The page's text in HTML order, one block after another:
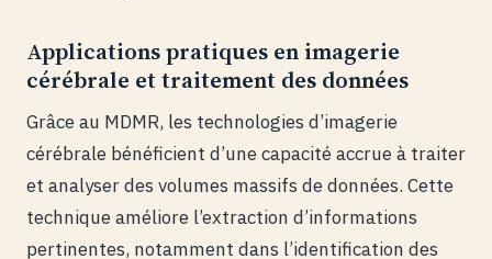
Applications pratiques en imagerie
cérébrale et traitement des données
Grâce au MDMR, les technologies d’imagerie
cérébrale bénéficient d’une capacité accrue à traiter
et analyser des volumes massifs de données. Cette
technique améliore l’extraction d’informations
pertinentes, notamment dans l’identification des